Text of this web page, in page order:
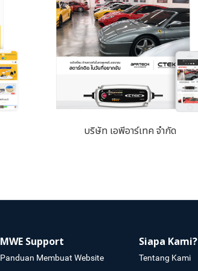
บริษัท เอพีอาร์เทค จำกัด
MWE Support
Panduan Membuat Website
Siapa Kami?
Tentang Kami